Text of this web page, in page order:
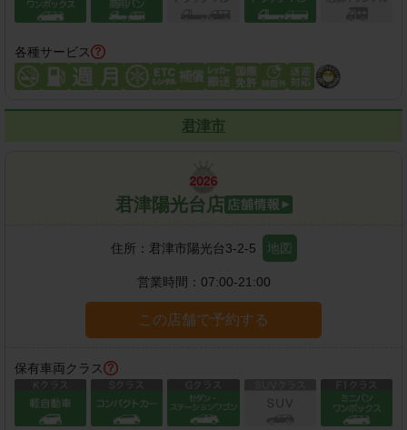
各種サービス
君津市
君津陽光台店
住所： 君津市陽光台3-2-5 地図
営業時間： 07:00-21:00
この店舗で予約する
保有車両クラス